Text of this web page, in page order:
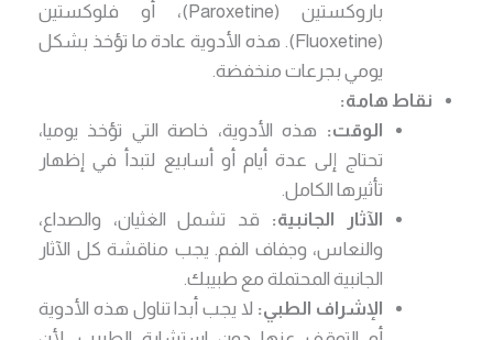
باروكستين (Paroxetine)، أو فلوكستين
(Fluoxetine). هذه الأدوية عادة ما تؤخذ بشكل
يومي بجرعات منخفضة.
نقاط هامة:
الوقت: هذه الأدوية، خاصة التي تؤخذ يوميا،
تحتاج إلى عدة أيام أو أسابيع لتبدأ في إظهار
تأثيرها الكامل.
الآثار الجانبية: قد تشمل الغثيان، والصداع،
والنعاس، وجفاف الفم. يجب مناقشة كل الآثار
الجانبية المحتملة مع طبيبك.
الإشراف الطبي: لا يجب أبدا تناول هذه الأدوية